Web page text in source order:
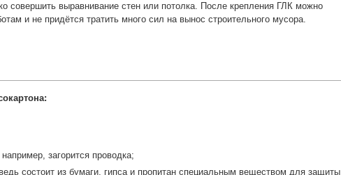
совершить выравнивание стен или потолка. После крепления ГЛК можно
и не придётся тратить много сил на вынос строительного мусора.
загорится проводка;
состоит из бумаги, гипса и пропитан специальным веществом для защиты